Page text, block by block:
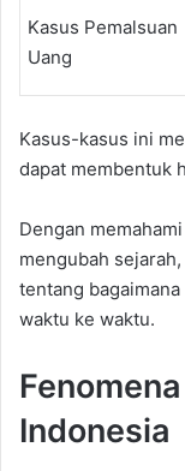
Kasus Pemalsuan
Uang
Kasus-kasus ini
dapat membentuk
Dengan
mengubah
tentang
waktu ke waktu.
Indonesia